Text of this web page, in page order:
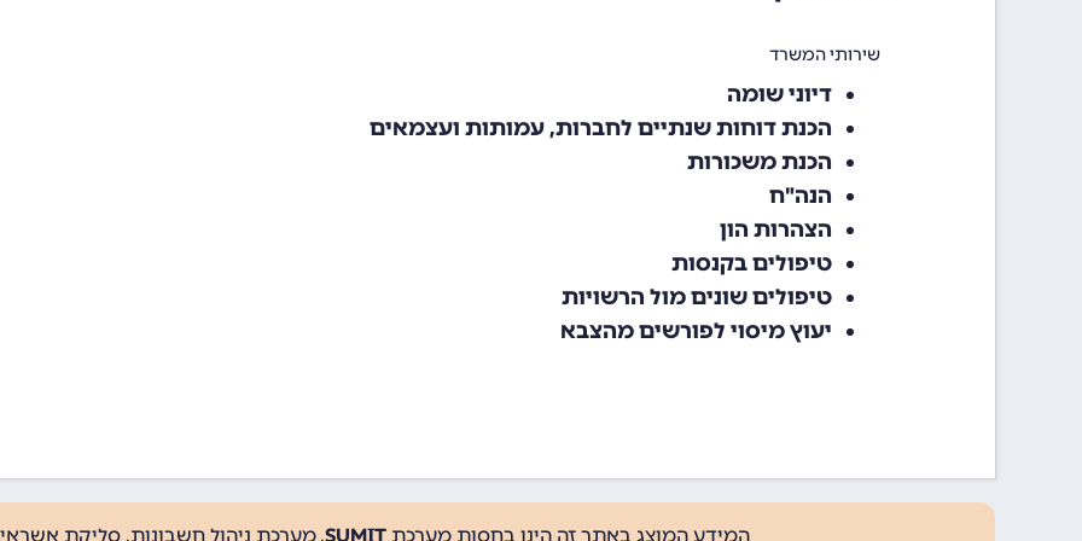
שירותי המשרד
דיוני שומה
הכנת דוחות שנתיים לחברות, עמותות ועצמאים
הכנת משכורות
הנה"ח
הצהרות הון
טיפולים בקנסות
טיפולים שונים מול הרשויות
יעוץ מיסוי לפורשים מהצבא
המידע המוצג באתר זה הינו בחסות מערכת SUMIT, מערכת ניהול חשבונות, סליקת